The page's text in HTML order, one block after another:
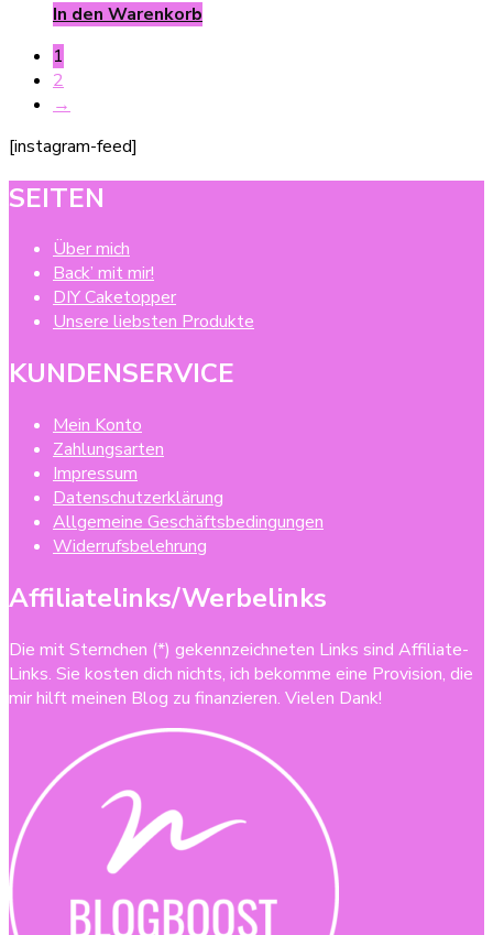
In den Warenkorb
1
2
→
[instagram-feed]
SEITEN
Über mich
Back’ mit mir!
DIY Caketopper
Unsere liebsten Produkte
KUNDENSERVICE
Mein Konto
Zahlungsarten
Impressum
Datenschutzerklärung
Allgemeine Geschäftsbedingungen
Widerrufsbelehrung
Affiliatelinks/Werbelinks
Die mit Sternchen (*) gekennzeichneten Links sind Affiliate-
Links. Sie kosten dich nichts, ich bekomme eine Provision, die
mir hilft meinen Blog zu finanzieren. Vielen Dank!